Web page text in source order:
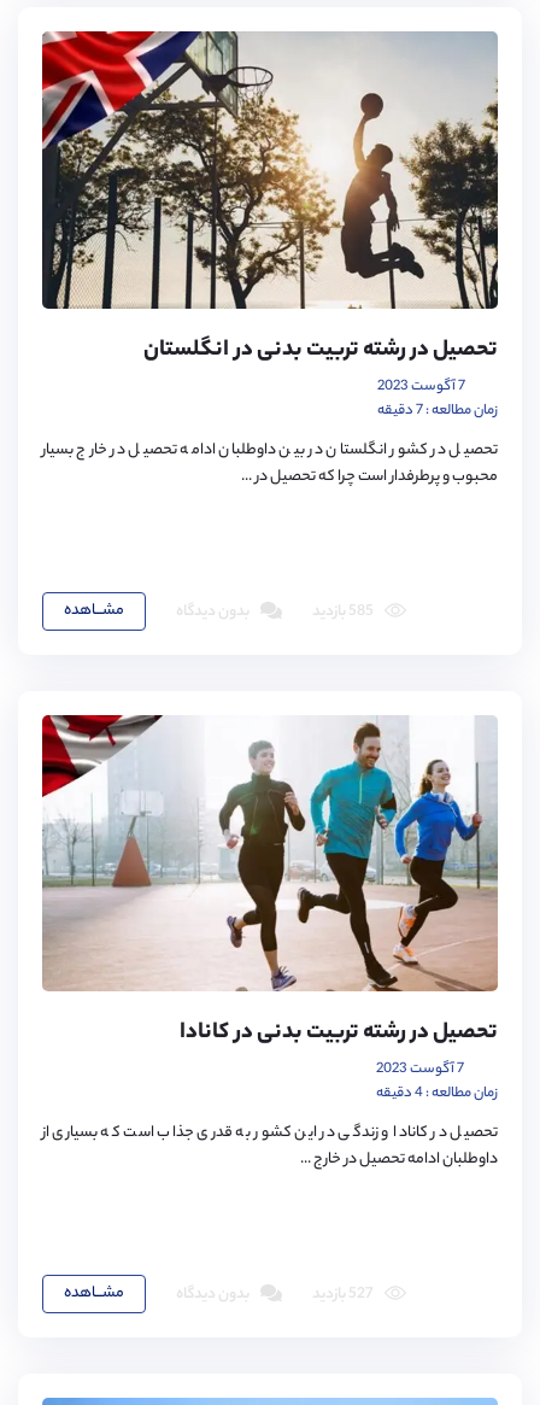
تحصیل در رشته تربیت بدنی در انگلستان
7 آگوست 2023
زمان مطالعه : 7 دقیقه
تحصیل در کشور انگلستان در بین داوطلبان ادامه تحصیل در خارج بسیار
محبوب و پرطرفدار است چرا که تحصیل در ...
مشـــاهده بدون دیدگاه
تحصیل در رشته تربیت بدنی در کانادا
7 آگوست 2023
زمان مطالعه : 4 دقیقه
تحصیل در کانادا و زندگی در این کشور به قدری جذاب است که بسیاری از
داوطلبان ادامه تحصیل در خارج ...
مشـــاهده بدون دیدگاه